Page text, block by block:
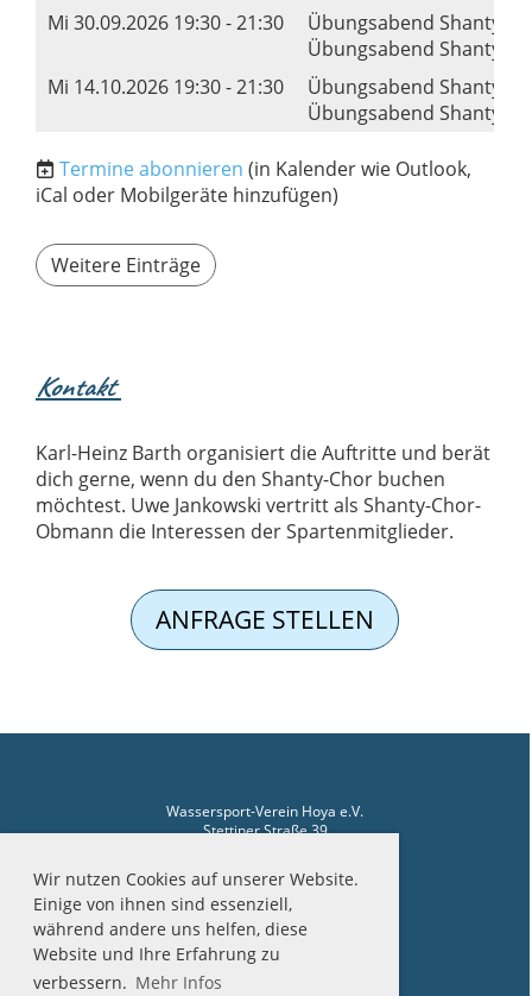
Wir nutzen Cookies auf unserer Website.
Einige von ihnen sind essenziell,
während andere uns helfen, diese
Website und Ihre Erfahrung zu
verbessern. Mehr Infos
Mi 30.09.2026 19:30 - 21:30
Übungsabend Shanty-
Übungsabend Shanty's,
Mi 14.10.2026 19:30 - 21:30
Übungsabend Shanty-
Übungsabend Shanty's,
Termine abonnieren (in Kalender wie Outlook,
iCal oder Mobilgeräte hinzufügen)
Weitere Einträge
Kontakt
Karl-Heinz Barth organisiert die Auftritte und berät
dich gerne, wenn du den Shanty-Chor buchen
möchtest. Uwe Jankowski vertritt als Shanty-Chor-
Obmann die Interessen der Spartenmitglieder.
ANFRAGE STELLEN
Wassersport-Verein Hoya e.V.
Stettiner Straße 39
Telefon Hafenmeister: 04251-2510
Impressum